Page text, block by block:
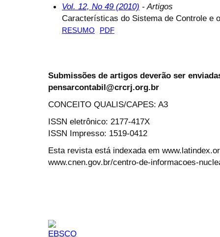
Vol. 12, No 49 (2010) - Artigos
Características do Sistema de Controle e
RESUMO PDF
Submissões de artigos deverão ser
pensarcontabil@crcrj.org.br
CONCEITO QUALIS/CAPES: A3
ISSN eletrônico: 2177-417X
ISSN Impresso: 1519-0412
Esta revista está indexada em
www.cnen.gov.br/centro-de-informacoes-